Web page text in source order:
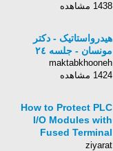
1438 مشاهده
هيدرواستاتيک - دکتر
مونسان - جلسه ٢٤
maktabkhooneh
1424 مشاهده
How to Protect PLC
I/O Modules with
Fused Terminal
Blocks?
ziyarat